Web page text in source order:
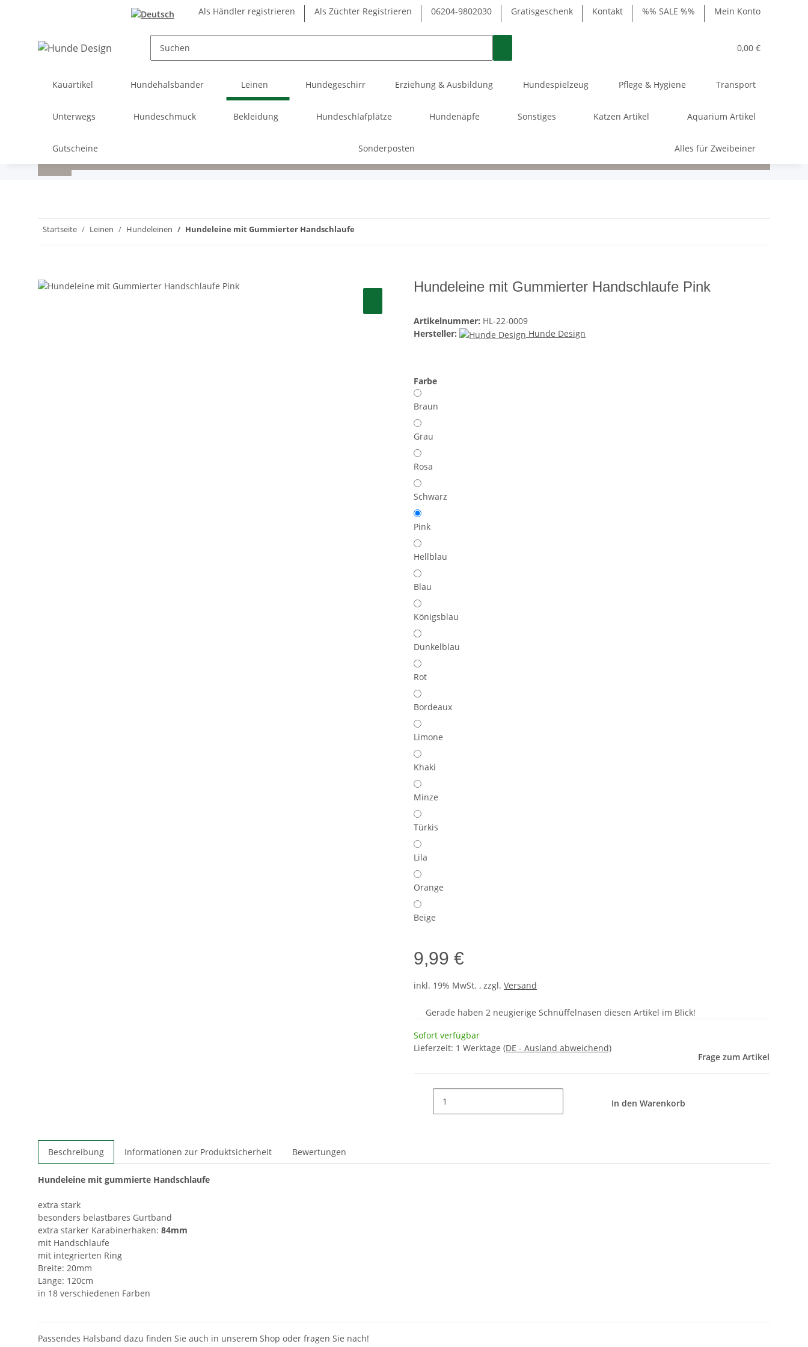
Als Händler registrieren Als Züchter Registrieren 06204-9802030 Gratisgeschenk Kontakt %% SALE %% Mein Konto
0,00 €
Kauartikel Hundehalsbänder Leinen Hundegeschirr Erziehung & Ausbildung Hundespielzeug Pflege & Hygiene Transport
Unterwegs Hundeschmuck Bekleidung Hundeschlafplätze Hundenäpfe Sonstiges Katzen Artikel Aquarium Artikel
Gutscheine Sonderposten Alles für Zweibeiner
Startseite Leinen Hundeleinen Hundeleine mit Gummierter Handschlaufe
Hundeleine mit Gummierter Handschlaufe Pink
Artikelnummer: HL-22-0009
Hersteller:
Hunde Design
Farbe
Braun
Grau
Rosa
Schwarz
Pink
Hellblau
Blau
Königsblau
Dunkelblau
Rot
Bordeaux
Limone
Khaki
Minze
Türkis
Lila
Orange
Beige
9,99 €
inkl. 19% MwSt. , zzgl. Versand
Gerade haben 2 neugierige Schnüffelnasen diesen Artikel im Blick!
Sofort verfügbar
Lieferzeit: 1 Werktage (DE - Ausland abweichend)
Frage zum Artikel
In den Warenkorb
Beschreibung Informationen zur Produktsicherheit Bewertungen
Hundeleine mit gummierte Handschlaufe
extra stark
besonders belastbares Gurtband
extra starker Karabinerhaken: 84mm
mit Handschlaufe
mit integrierten Ring
Breite: 20mm
Länge: 120cm
in 18 verschiedenen Farben
Passendes Halsband dazu finden Sie auch in unserem Shop oder fragen Sie nach!